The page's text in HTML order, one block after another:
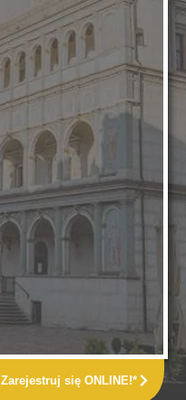
Zarejestruj się ONLINE!*